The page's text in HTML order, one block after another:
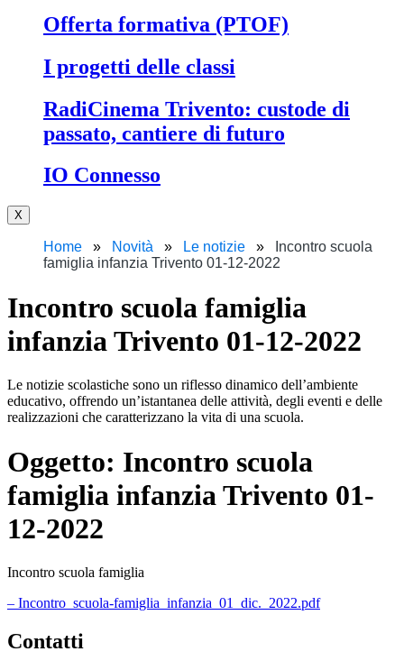
Offerta formativa (PTOF)
I progetti delle classi
RadiCinema Trivento: custode di
passato, cantiere di futuro
IO Connesso
X
Home Novità Le notizie
Incontro scuola
famiglia infanzia Trivento 01-12-2022
Incontro scuola famiglia
infanzia Trivento 01-12-2022
Le notizie scolastiche sono un riflesso dinamico dell’ambiente
educativo, offrendo un’istantanea delle attività, degli eventi e delle
realizzazioni che caratterizzano la vita di una scuola.
Oggetto: Incontro scuola
famiglia infanzia Trivento 01-
12-2022
Incontro scuola famiglia
– Incontro_scuola-famiglia_infanzia_01_dic._2022.pdf
Contatti